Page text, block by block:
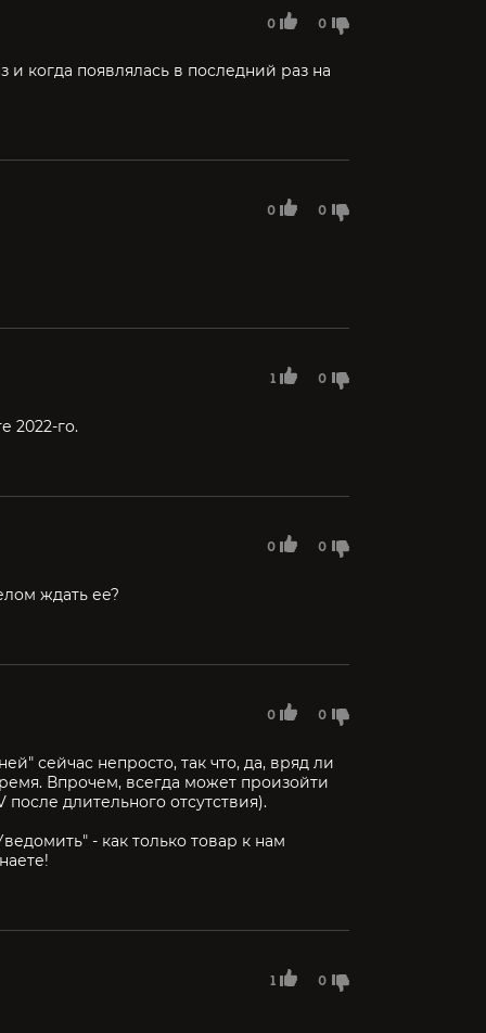
0 0
и когда появлялась в последний раз на
0 0
1 0
2022-го.
0 0
ждать ее?
0 0
сейчас непросто, так что, да, вряд ли
Впрочем, всегда может произойти
длительного отсутствия).
- как только товар к нам
1 0